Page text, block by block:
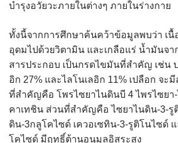
บำรุงอวัยวะภายในต่างๆ ภายในร่างกาย
ทั้งนี้จากการศึกษาค้นคว้าข้อมูลพบว่า เนื้
อุดมไปด้วยวิตามิน และเกลือแร่ น้ำมันจา
สารประกอบ เป็นกรดไขมันที่สำคัญ เช่น
อิก 27% และไลโนเลอิก 11% เปลือก จะ
ที่สำคัญคือ โพรไซยาไนดินบี 4 ไพรไซยา
คาเทชิน ส่วนที่สำคัญคือ ไซยาไนดิน-3-รู
ดิน-3กลูโคไซด์ เควอเซทิน-3-รูติโนไซด์
โคไซด์ มีฤทธิ์ต้านอนุมูลอิสระสูง